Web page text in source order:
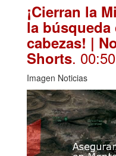
¡Cierran la
la búsqueda
cabezas! |
Shorts. 00:50
Imagen Noticias